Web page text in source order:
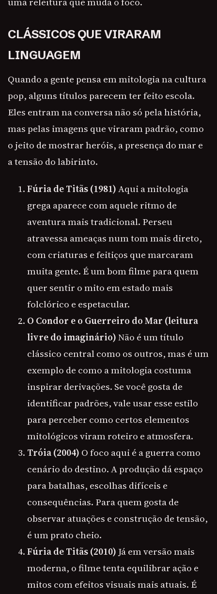
CLÁSSICOS QUE VIRARAM
LINGUAGEM
Quando a gente pensa em mitologia na cultura
pop, alguns títulos parecem ter feito escola.
Eles entram na conversa não só pela história,
mas pelas imagens que viraram padrão, como
o jeito de mostrar heróis, a presença do mar e
a tensão do labirinto.
Fúria de Titãs (1981)Aqui a mitologia
grega aparece com aquele ritmo de
aventura mais tradicional. Perseu
atravessa ameaças num tom mais direto,
com criaturas e feitiços que marcaram
muita gente. É um bom filme para quem
quer sentir o mito em estado mais
folclórico e espetacular.
O Condor e o Guerreiro do Mar (leitura
livre do imaginário)Não é um título
clássico central como os outros, mas é um
exemplo de como a mitologia costuma
inspirar derivações. Se você gosta de
identificar padrões, vale usar esse estilo
para perceber como certos elementos
mitológicos viram roteiro e atmosfera.
Tróia (2004) O foco aqui é a guerra como
cenário do destino. A produção dá espaço
para batalhas, escolhas difíceis e
consequências. Para quem gosta de
observar atuações e construção de tensão,
é um prato cheio.
Fúria de Titãs (2010) Já em versão mais
moderna, o filme tenta equilibrar ação e
mitos com efeitos visuais mais atuais. É